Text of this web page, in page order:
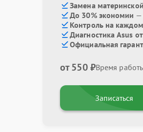
Замена
До 30% экономии —
Контроль на
Диагностика Asus
Официальная
от 550 ₽Время
Записаться